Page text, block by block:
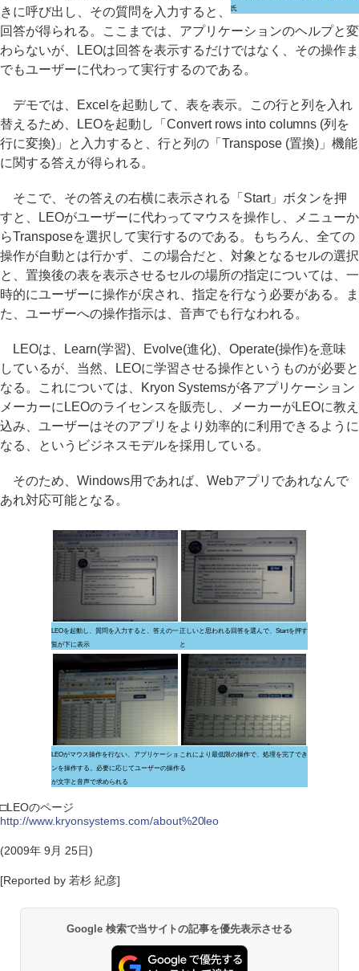
氏
きに呼び出し、その質問を入力すると、
回答が得られる。ここまでは、アプリケーションのヘルプと変
わらないが、LEOは回答を表示するだけではなく、その操作ま
でもユーザーに代わって実行するのである。
デモでは、Excelを起動して、表を表示。この行と列を入れ
替えるため、LEOを起動し「Convert rows into columns (列を
行に変換)」と入力すると、行と列の「Transpose (置換)」機能
に関する答えが得られる。
そこで、その答えの右横に表示される「Start」ボタンを押
すと、LEOがユーザーに代わってマウスを操作し、メニューか
らTransposeを選択して実行するのである。もちろん、全ての
操作が自動とは行かず、この場合だと、対象となるセルの選択
と、置換後の表を表示させるセルの場所の指定については、一
時的にユーザーに操作が戻され、指定を行なう必要がある。ま
た、ユーザーへの操作指示は、音声でも行なわれる。
LEOは、Learn(学習)、Evolve(進化)、Operate(操作)を意味
しているが、当然、LEOに学習させる操作というものが必要と
なる。これについては、Kryon Systemsが各アプリケーション
メーカーにLEOのライセンスを販売し、メーカーがLEOに教え
込み、ユーザーはそのアプリをより効率的に利用できるように
なる、というビジネスモデルを採用している。
そのため、Windows用であれば、Webアプリであれなんで
あれ対応可能となる。
LEOを起動し、質問を入力すると、答えの一
覧が下に表示
正しいと思われる回答を選んで、Startを押す
と
LEOがマウス操作を行ない、アプリケーショ
ンを操作する。必要に応じてユーザーの操作
が文字と音声で求められる
これにより最低限の操作で、処理を完了でき
る
□LEOのページ
http://www.kryonsystems.com/about%20leo
(2009年 9月 25日)
[Reported by 若杉 紀彦]
Google 検索で当サイトの記事を優先表示させる